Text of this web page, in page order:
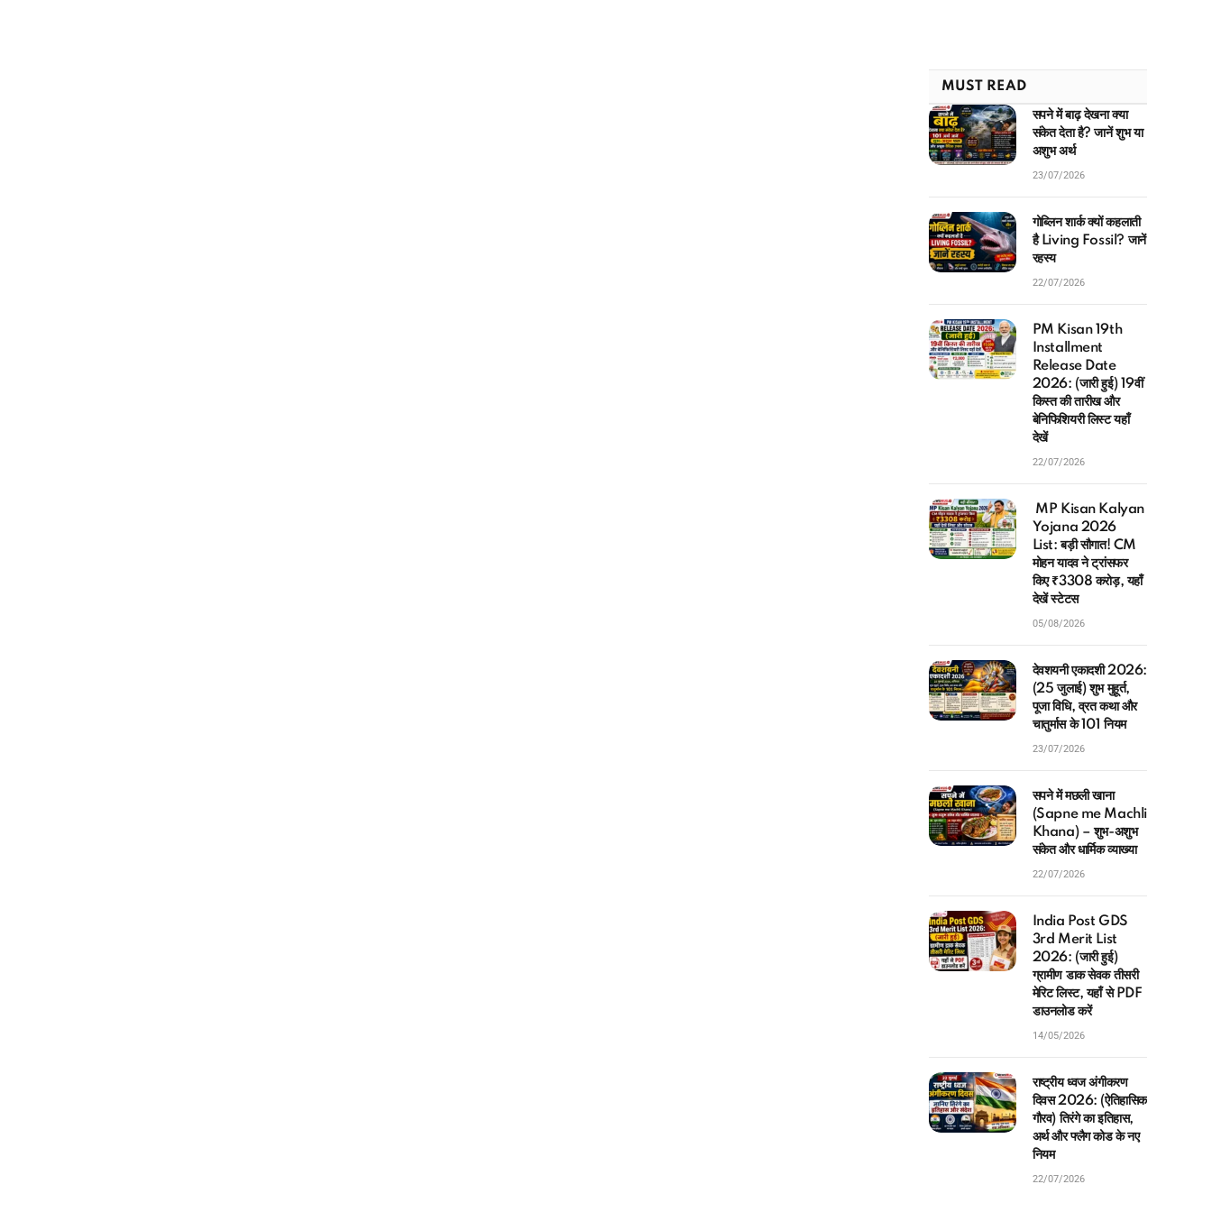
संकेत देता है? जानें शुभ या
अशुभ अर्थ
23/07/2026
है Living Fossil? जानें
रहस्य
22/07/2026
Installment
Release Date
2026: (जारी हुई) 19वीं
किस्त की तारीख और
बेनिफिशियरी लिस्ट यहाँ
देखें
22/07/2026
Yojana 2026
List: बड़ी सौगात! CM
मोहन यादव ने ट्रांसफर
किए ₹3308 करोड़, यहाँ
देखें स्टेटस
05/08/2026
(25 जुलाई) शुभ मुहूर्त,
पूजा विधि, व्रत कथा और
चातुर्मास के 101 नियम
23/07/2026
(Sapne me Machli
Khana) – शुभ-अशुभ
संकेत और धार्मिक व्याख्या
22/07/2026
3rd Merit List
2026: (जारी हुई)
ग्रामीण डाक सेवक तीसरी
मेरिट लिस्ट, यहाँ से PDF
डाउनलोड करें
14/05/2026
दिवस 2026: (ऐतिहासिक
गौरव) तिरंगे का इतिहास,
अर्थ और फ्लैग कोड के नए
नियम
22/07/2026